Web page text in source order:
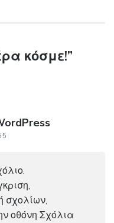
κόσμε!”
σχολίων,
οθόνη Σχόλια